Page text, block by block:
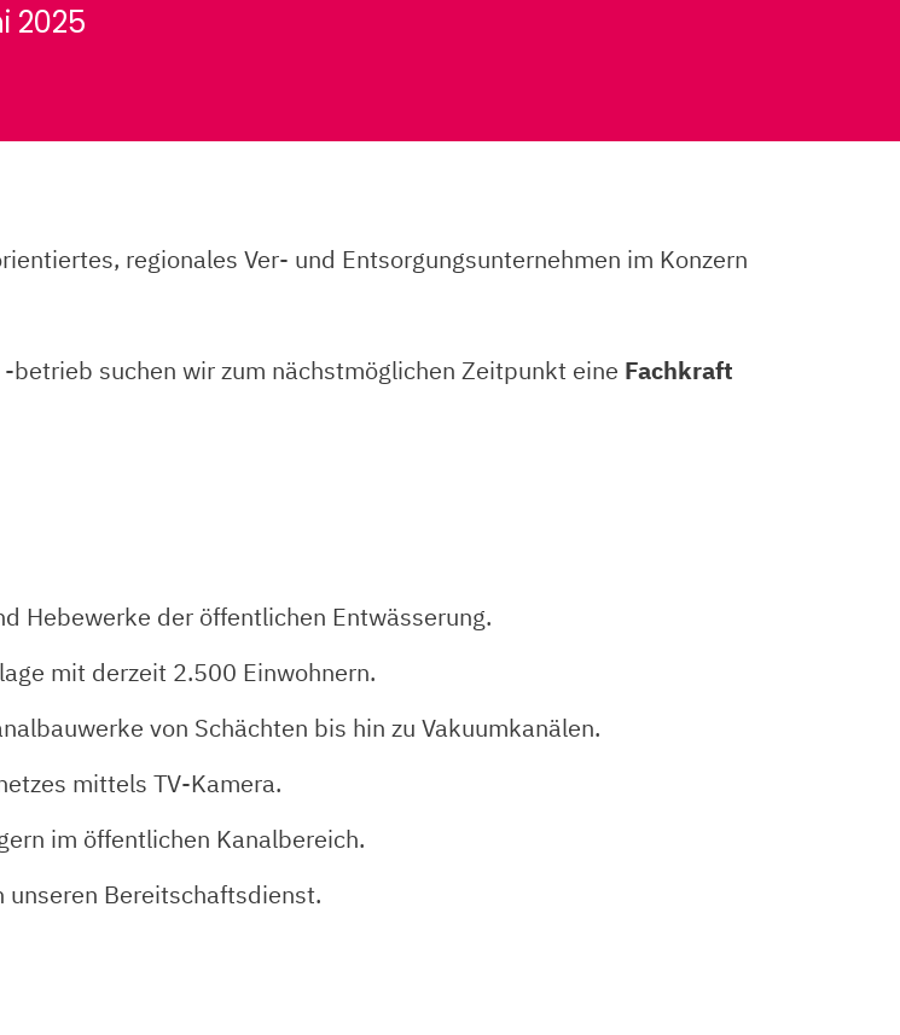
2025
regionales Ver- und Entsorgungsunternehmen im Konzern
suchen wir zum nächstmöglichen Zeitpunkt eine Fachkraft
Hebewerke der öffentlichen Entwässerung.
mit derzeit 2.500 Einwohnern.
von Schächten bis hin zu Vakuumkanälen.
mittels TV-Kamera.
im öffentlichen Kanalbereich.
unseren Bereitschaftsdienst.